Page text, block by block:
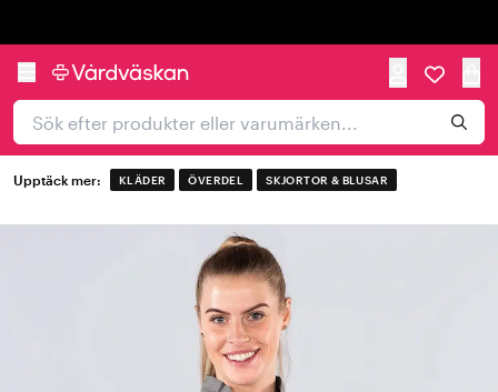
Upptäck mer: KLÄDER ÖVERDEL SKJORTOR & BLUSAR